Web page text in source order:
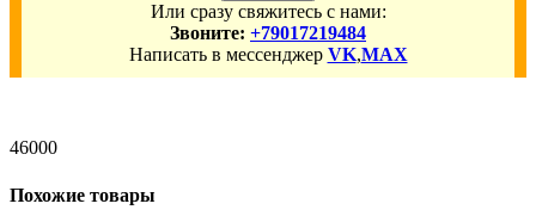
Или сразу свяжитесь с нами:
Звоните: +79017219484
Написать в мессенджер VK,MAX
46000
Похожие товары